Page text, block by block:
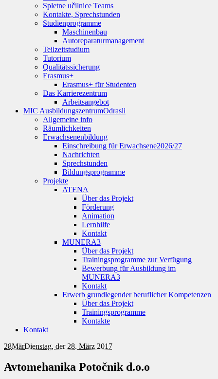
Spletne učilnice Teams
Kontakte, Sprechstunden
Studienprogramme
Maschinenbau
Autoreparaturmanagement
Teilzeitstudium
Tutorium
Qualitätssicherung
Erasmus+
Erasmus+ für Studenten
Das Karrierezentrum
Arbeitsangebot
MIC AusbildungszentrumOdrasli
Allgemeine info
Räumlichkeiten
Erwachsenenbildung
Einschreibung für Erwachsene2026/27
Nachrichten
Sprechstunden
Bildungsprogramme
Projekte
ATENA
Über das Projekt
Förderung
Animation
Lernhilfe
Kontakt
MUNERA3
Über das Projekt
Trainingsprogramme zur Verfügung
Bewerbung für Ausbildung im
MUNERA3
Kontakt
Erwerb grundlegender beruflicher Kompetenzen
Über das Projekt
Trainingsprogramme
Kontakte
Kontakt
28MärDienstag, der 28. März 2017
Avtomehanika Potočnik d.o.o